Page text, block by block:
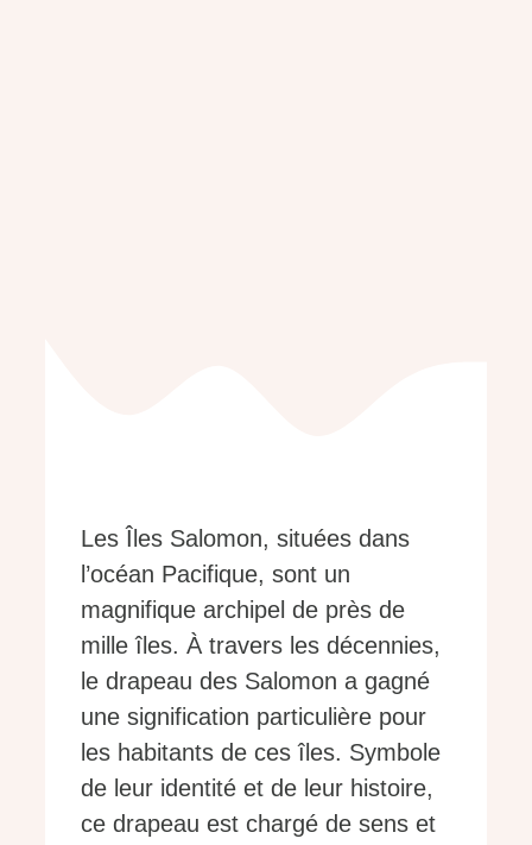
Les Îles Salomon, situées dans
l’océan Pacifique, sont un
magnifique archipel de près de
mille îles. À travers les décennies,
le drapeau des Salomon a gagné
une signification particulière pour
les habitants de ces îles. Symbole
de leur identité et de leur histoire,
ce drapeau est chargé de sens et